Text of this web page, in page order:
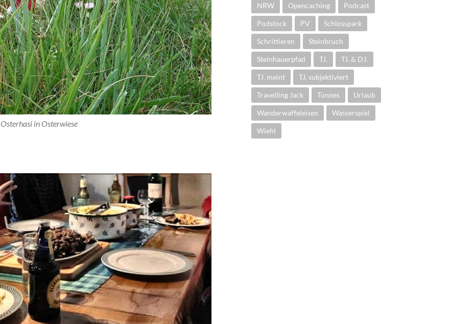
Osterhasi in Osterwiese
NRW Opencaching Podcast
Podstock PV Schlosspark
Schrittieren Steinbruch
Steinhauerpfad TJ. TJ. & DJ.
TJ. meint TJ. subjektiviert
Travelling Jack Tünnes Urlaub
Wanderwaffeleisen Wasserspiel
Wiehl